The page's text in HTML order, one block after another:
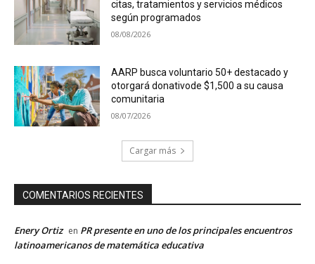
citas, tratamientos y servicios médicos
según programados
08/08/2026
AARP busca voluntario 50+ destacado y
otorgará donativode $1,500 a su causa
comunitaria
08/07/2026
Cargar más
COMENTARIOS RECIENTES
Enery Ortiz en PR presente en uno de los principales encuentros
latinoamericanos de matemática educativa